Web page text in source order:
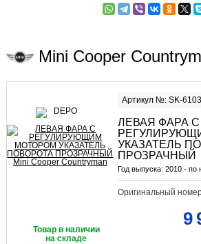
Mini Cooper
Артикул №: SK-6103
ЛЕВАЯ ФАРА С
УКАЗАТЕЛЬ
ПРОЗРАЧНЫЙ
Год выпуска: 2010 - по
Оригинальный
Товар в наличии
на складе
9